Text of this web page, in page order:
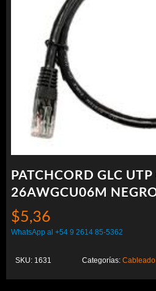
PATCHCORD GLC UTP
26AWGCU06M
$5,36
WhatsApp al +54 9 2614 85-5362
SKU: 1631 Categorías: